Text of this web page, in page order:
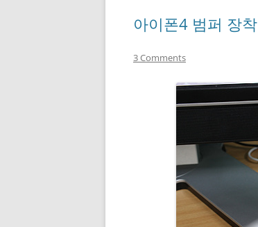
아이폰4 범퍼 장
3 Comments